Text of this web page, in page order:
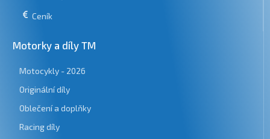
Ceník
Motorky a díly TM
Motocykly - 2026
Originální díly
Oblečení a doplňky
Racing díly